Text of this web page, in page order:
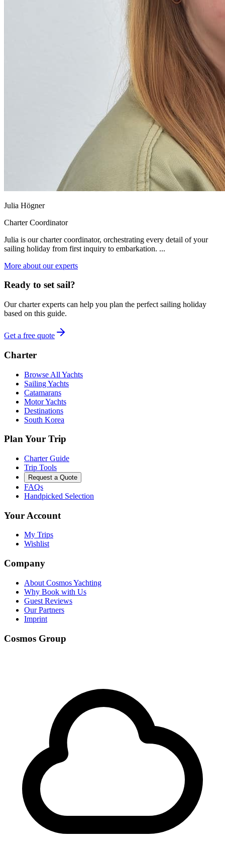
Julia Högner
Charter Coordinator
Julia is our charter coordinator, orchestrating every detail of your
sailing holiday from first inquiry to embarkation. ...
More about our experts
Ready to set sail?
Our charter experts can help you plan the perfect sailing holiday
based on this guide.
Get a free quote
Charter
Browse All Yachts
Sailing Yachts
Catamarans
Motor Yachts
Destinations
South Korea
Plan Your Trip
Charter Guide
Trip Tools
Request a Quote
FAQs
Handpicked Selection
Your Account
My Trips
Wishlist
Company
About Cosmos Yachting
Why Book with Us
Guest Reviews
Our Partners
Imprint
Cosmos Group